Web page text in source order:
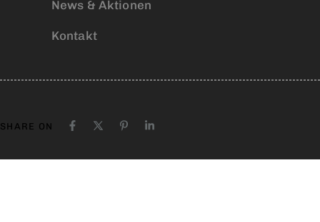
News & Aktionen
Kontakt
SHARE ON